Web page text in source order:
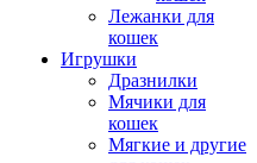
Лежанки для
кошек
Игрушки
Дразнилки
Мячики для
кошек
Мягкие и другие